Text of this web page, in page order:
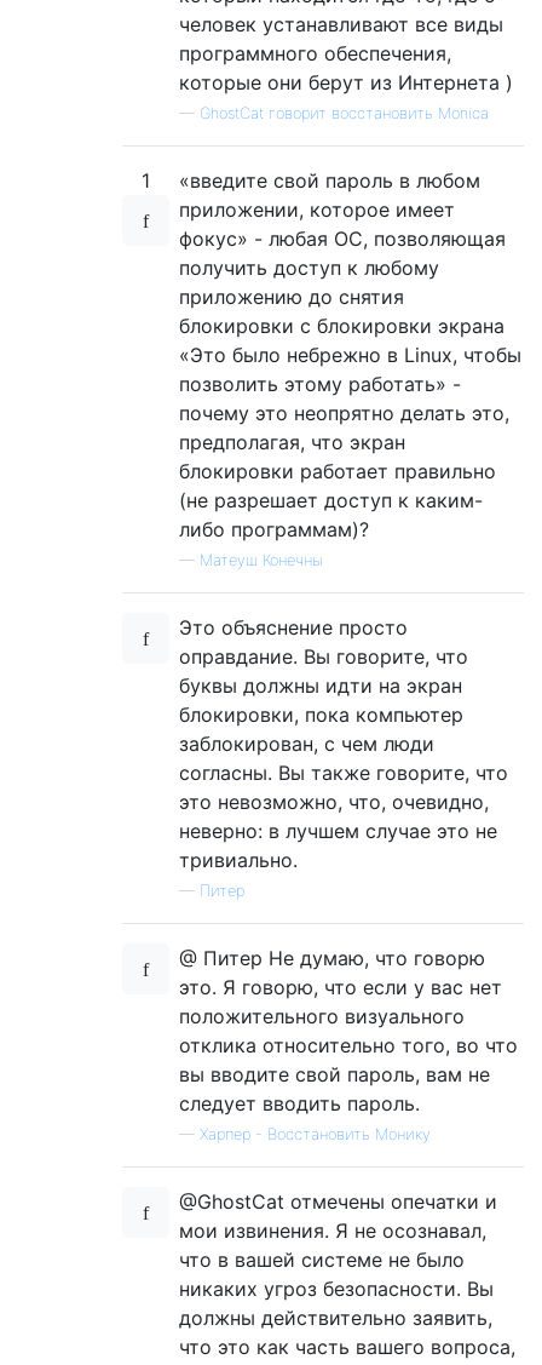
человек устанавливают все виды
программного обеспечения,
которые они берут из Интернета )
— GhostCat говорит восстановить Monica
1
«введите свой пароль в любом
приложении, которое имеет
фокус» - любая ОС, позволяющая
получить доступ к любому
приложению до снятия
блокировки с блокировки экрана
«Это было небрежно в Linux, чтобы
позволить этому работать» -
почему это неопрятно делать это,
предполагая, что экран
блокировки работает правильно
(не разрешает доступ к каким-
либо программам)?
— Матеуш Конечны
Это объяснение просто
оправдание. Вы говорите, что
буквы должны идти на экран
блокировки, пока компьютер
заблокирован, с чем люди
согласны. Вы также говорите, что
это невозможно, что, очевидно,
неверно: в лучшем случае это не
тривиально.
— Питер
@ Питер Не думаю, что говорю
это. Я говорю, что если у вас нет
положительного визуального
отклика относительно того, во что
вы вводите свой пароль, вам не
следует вводить пароль.
— Харпер - Восстановить Монику
@GhostCat отмечены опечатки и
мои извинения. Я не осознавал,
что в вашей системе не было
никаких угроз безопасности. Вы
должны действительно заявить,
что это как часть вашего вопроса,